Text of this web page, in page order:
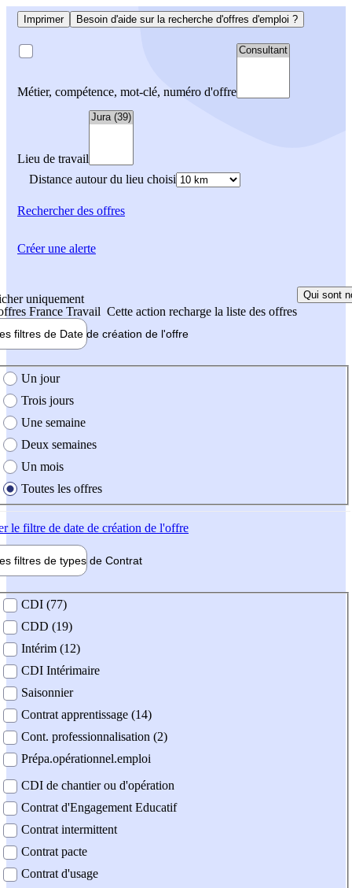
Imprimer Besoin d'aide sur la recherche d'offres d'emploi ?
Métier, compétence, mot-clé, numéro d'offre
Lieu de travail
Distance autour du lieu choisi
Rechercherdes offres
uniquement
France Travail Cette action recharge la liste des offres
Qui sont
filtres de Date de création de l'offre
création de l'offre
Un jour
Trois jours
Une semaine
Deux semaines
Un mois
Toutes les offres
le filtre de date de création de l'offre
filtres de types de Contrat
contrat
CDI (77)
CDD (19)
Intérim (12)
CDI Intérimaire
Saisonnier
Contrat apprentissage (14)
Cont. professionnalisation (2)
Prépa.opérationnel.emploi
CDI de chantier ou d'opération
Contrat d'Engagement Educatif
Contrat intermittent
Contrat pacte
Contrat d'usage
Créer une alerte